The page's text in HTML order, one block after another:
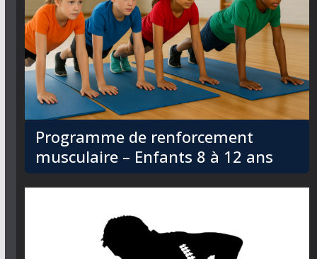
Programme de renforcement
musculaire – Enfants 8 à 12 ans